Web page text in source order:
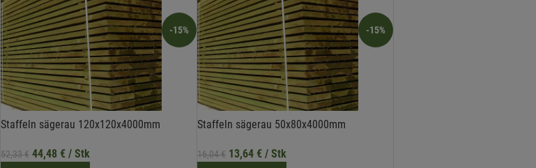
-15%
Staffeln sägerau 120x120x4000mm
52,33€ 44,48 €/ Stk
-15%
Staffeln sägerau 50x80x4000mm
16,04€ 13,64 €/ Stk